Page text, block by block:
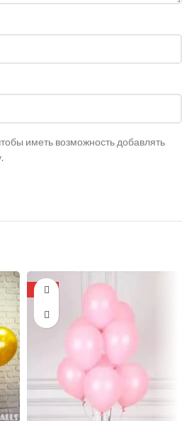
иметь возможность добавлять
-13%